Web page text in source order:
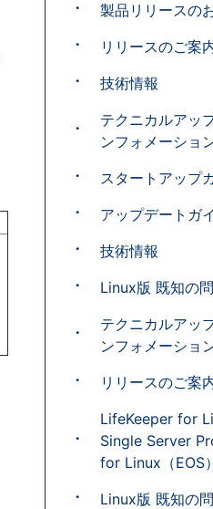
製品リリースの
リリースのご案
技術情報
テクニカルアッ
ンフォメーショ
スタートアップ
アップデートガ
技術情報
Linux版 既知の
テクニカルアッ
ンフォメーショ
リリースのご案
LifeKeeper for
Single Server
for Linux（EOS）
Linux版 既知の